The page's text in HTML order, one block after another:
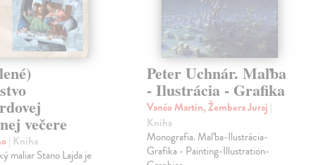
večere
| Kniha
maliar Stano Lajda je
Peter Uchnár. Maľba
- Ilustrácia - Grafika
Vančo Martin, Žembera Juraj |
Kniha
Monografia. Maľba-Ilustrácia-
Grafika - Painting-Illustration-